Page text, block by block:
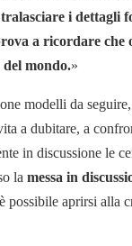
i dettagli
a ricordare che
del mondo.»
modelli da
a dubitare, a
in discussione le
la messa in
è possibile aprirsi alla